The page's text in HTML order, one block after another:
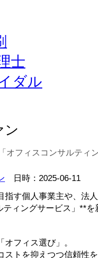
士
ダル
ン
オフィスコンサルティ
日時：2025-06-11
指す個人事業主や、法
ィングサービス」**
フィス選び」。
ストを抑えつつ信頼性